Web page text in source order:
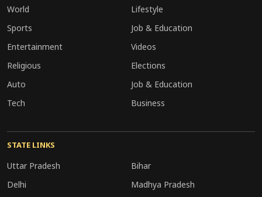
World
Sports
Entertainment
Religious
Auto
Tech
Lifestyle
Job & Education
Videos
Elections
Job & Education
Business
STATE LINKS
Uttar Pradesh
Bihar
Delhi
Madhya Pradesh